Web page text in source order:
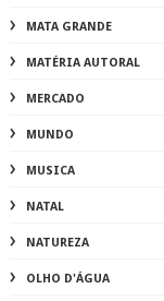
MATA GRANDE
MATÉRIA AUTORAL
MERCADO
MUNDO
MUSICA
NATAL
NATUREZA
OLHO D'ÁGUA